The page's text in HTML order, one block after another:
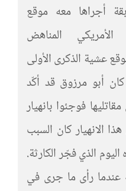
أجراها معه موقع
الأمريكي المناهض
عشية الذكرى الأولى
أبو مرزوق قد أكّد
فوجئوا بانهيار
الانهيار كان السبب
الذي فجّر الكارثة.
رأى ما جرى في